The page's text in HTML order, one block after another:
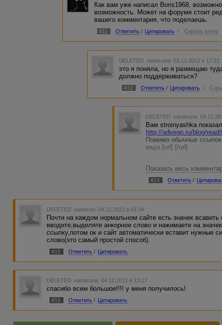
Как вам уже написал Boris1968,
возможность. Может на форуме стоит
вашего комментария, что поделаешь.
#11 Ответить / Цитировать / Скрыть ветку
DELETED написала 03.12.2012 в
это я поняла, но я размещаю
должно поддерживаться?
#12 Ответить / Цитировать /
DELETED написала
Вам stroinyashka
http://advego.ru/blog/
Помимо обычных
вида [url] [/url]
сделать так:
На многих форумах
вот в таком виде:
ссылку в виде анкора,
В поле, где пишем
Все, остальное
То есть,
[url=[
Показать весь
#14 Ответить /
DELETED написал 04.12.2012 в 01:34
Почти на каждом нормальном сайте есть значек
вводите,выделяте анкорное слово и нажимаете на
ссылку,потом ок и сайт автоматически вставит нужные
слово(это самый простой способ).
#15 Ответить / Цитировать
DELETED написала 04.12.2012 в 13:17
спасибо всем большое!!!! у меня получилось!
#16 Ответить / Цитировать